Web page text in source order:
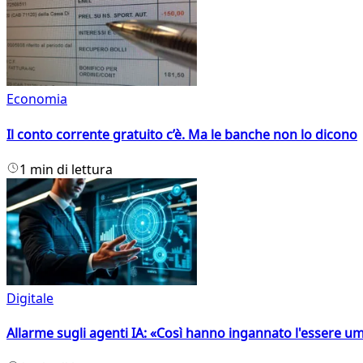
Economia
Il conto corrente gratuito c’è. Ma le banche non lo dicono
1 min di lettura
Digitale
Allarme sugli agenti IA: «Così hanno ingannato l'essere